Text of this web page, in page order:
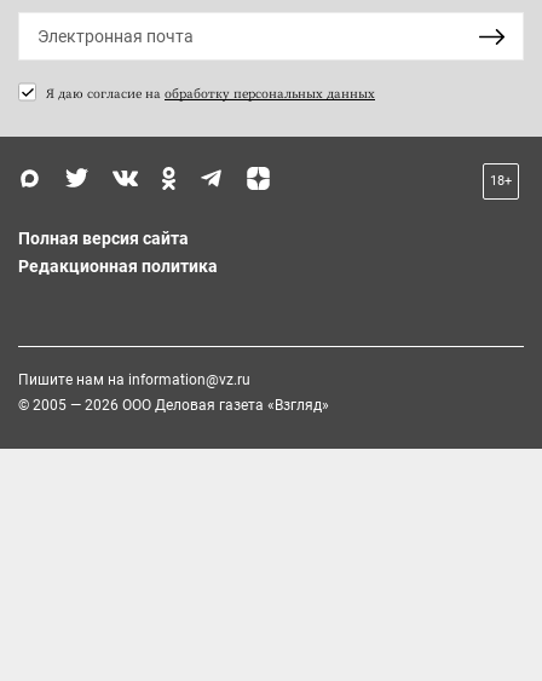
Я даю согласие на обработку персональных данных
18+
Полная версия сайта
Редакционная политика
Пишите нам на information@vz.ru
© 2005 — 2026 ООО Деловая газета «Взгляд»